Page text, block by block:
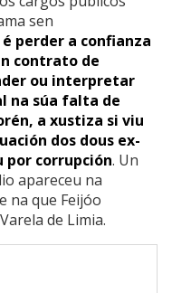
sen
é perder a confianza
contrato de
ou interpretar
na súa falta de
a xustiza si viu
dos dous ex-
por corrupción. Un
apareceu na
na que Feijóo
de Limia.